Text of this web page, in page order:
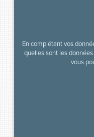
En complétant vos
quelles sont les
vous